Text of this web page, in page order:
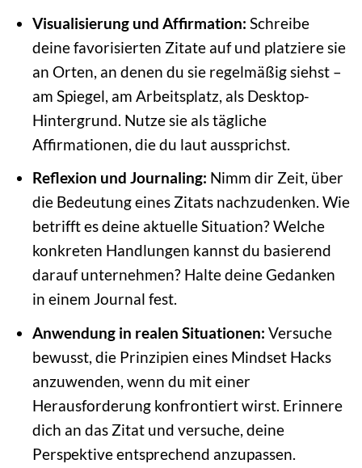
Visualisierung und Affirmation: Schreibe
deine favorisierten Zitate auf und platziere sie
an Orten, an denen du sie regelmäßig siehst –
am Spiegel, am Arbeitsplatz, als Desktop-
Hintergrund. Nutze sie als tägliche
Affirmationen, die du laut aussprichst.
Reflexion und Journaling: Nimm dir Zeit, über
die Bedeutung eines Zitats nachzudenken. Wie
betrifft es deine aktuelle Situation? Welche
konkreten Handlungen kannst du basierend
darauf unternehmen? Halte deine Gedanken
in einem Journal fest.
Anwendung in realen Situationen: Versuche
bewusst, die Prinzipien eines Mindset Hacks
anzuwenden, wenn du mit einer
Herausforderung konfrontiert wirst. Erinnere
dich an das Zitat und versuche, deine
Perspektive entsprechend anzupassen.